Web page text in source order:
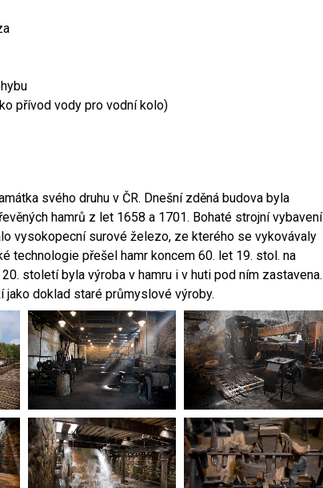
přívod vody pro vodní kolo)
svého druhu v ČR. Dnešní zděná budova byla
hamrů z let 1658 a 1701. Bohaté strojní vybavení
vysokopecní surové železo, ze kterého se vykovávaly
technologie přešel hamr koncem 60. let 19. stol. na
století byla výroba v hamru i v huti pod ním zastavena.
doklad staré průmyslové výroby.